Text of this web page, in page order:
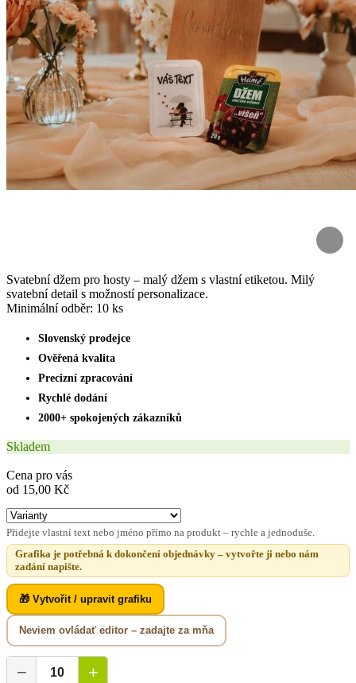
Svatební džem pro hosty – malý džem s vlastní etiketou. Milý
svatební detail s možností personalizace.
Minimální odběr: 10 ks
Slovenský prodejce
Ověřená kvalita
Precizní zpracování
Rychlé dodání
2000+ spokojených zákazníků
Skladem
Cena pro vás
od 15,00 Kč
Přidejte vlastní text nebo jméno přímo na produkt – rychle a jednoduše.
Grafika je potřebná k dokončení objednávky – vytvořte ji nebo nám
zadání napište.
🎁 Vytvořit / upravit grafiku
Neviem ovládať editor – zadajte za mňa
− +